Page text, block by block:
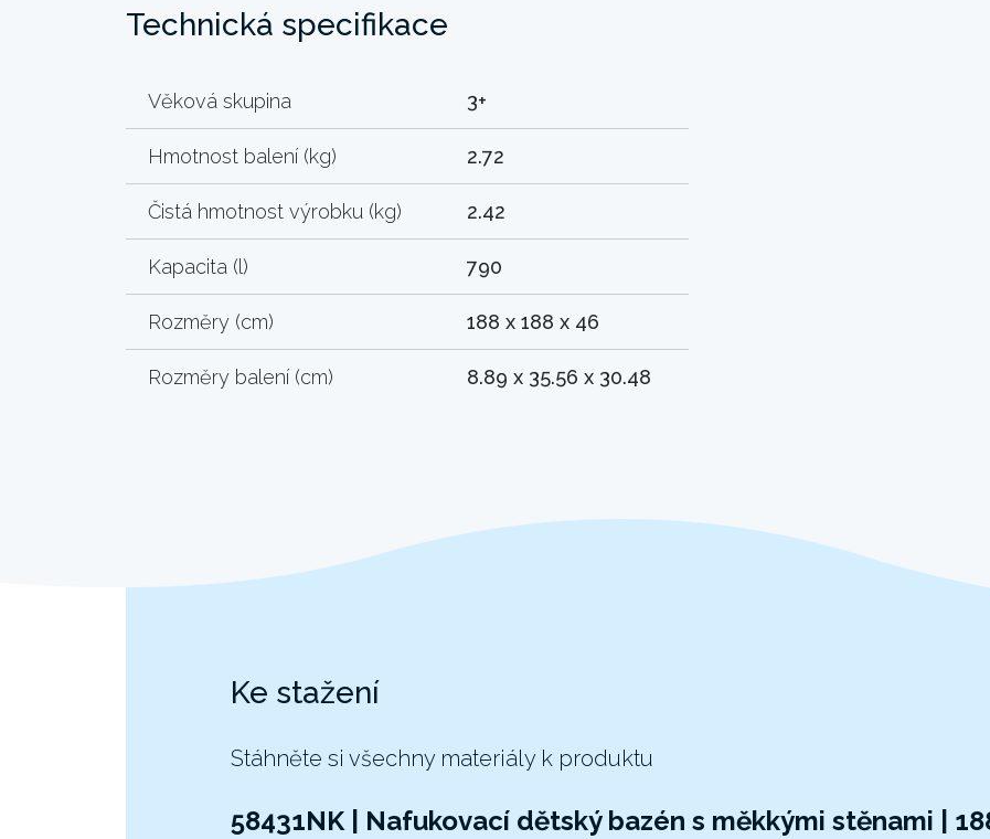
Technická specifikace
Věková skupina 3+
Hmotnost balení (kg) 2.72
Čistá hmotnost výrobku (kg) 2.42
Kapacita (l) 790
Rozměry (cm) 188 x 188 x 46
Rozměry balení (cm) 8.89 x 35.56 x 30.48
Ke stažení
Stáhněte si všechny materiály k produktu
58431NK | Nafukovací dětský bazén s měkkými stěnami |